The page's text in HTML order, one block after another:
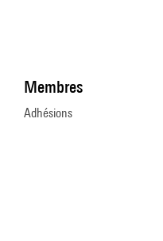
Membres
Adhésions